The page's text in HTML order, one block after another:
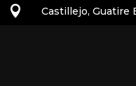
 Castillejo, Guatire